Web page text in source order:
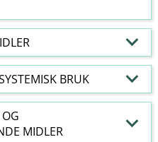
BRUK
MIDLER